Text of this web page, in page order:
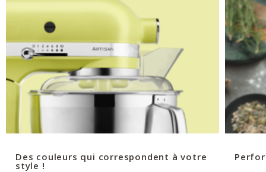
Des couleurs qui correspondent à votre
style !